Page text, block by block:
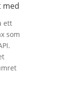
med
ett
som